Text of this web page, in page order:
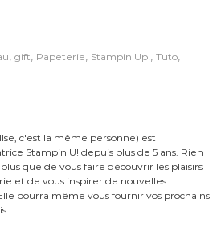
, gift, Papeterie, Stampin'Up!, Tuto,
c'est la même personne) est
Stampin'U! depuis plus de 5 ans. Rien
que de vous faire découvrir les plaisirs
et de vous inspirer de nouvelles
pourra même vous fournir vos prochains
!